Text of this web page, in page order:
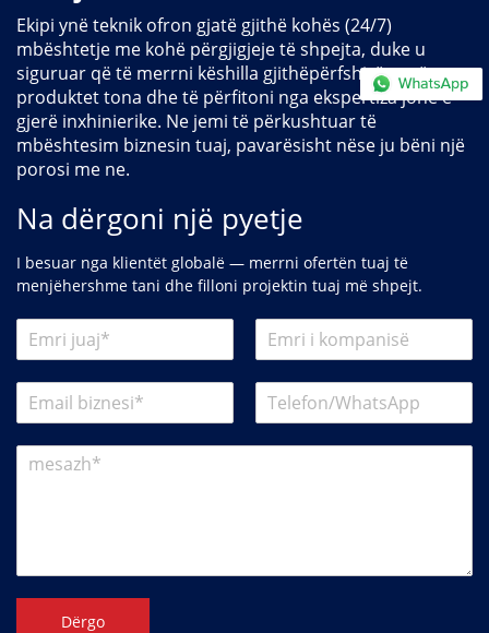
Ekipi ynë teknik ofron gjatë gjithë kohës (24/7)
mbështetje me kohë përgjigjeje të shpejta, duke u
siguruar që të merrni këshilla gjithëpërfshirëse për
produktet tona dhe të përfitoni nga ekspertiza jonë e
gjerë inxhinierike. Ne jemi të përkushtuar të
mbështesim biznesin tuaj, pavarësisht nëse ju bëni një
porosi me ne.
Na dërgoni një pyetje
I besuar nga klientët globalë — merrni ofertën tuaj të
menjëhershme tani dhe filloni projektin tuaj më shpejt.
Dërgo